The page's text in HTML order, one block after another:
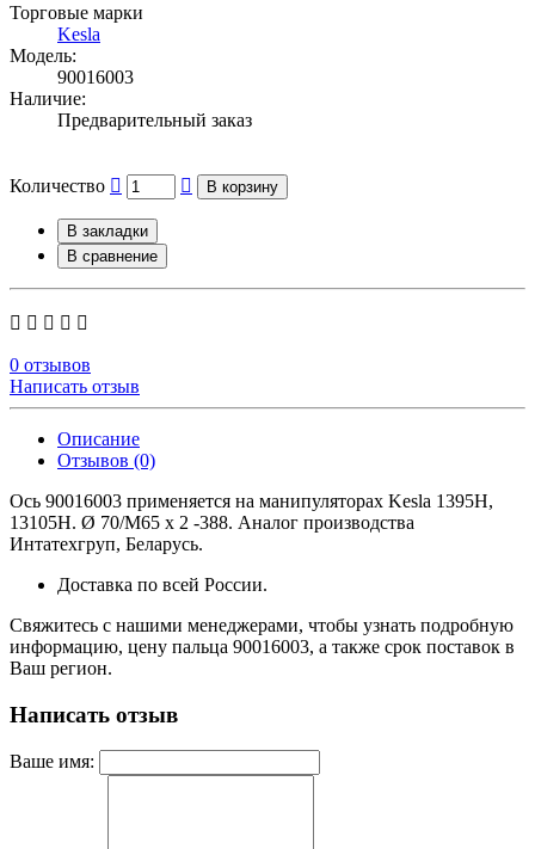
Торговые марки
Kesla
Модель:
90016003
Наличие:
Предварительный заказ
Количество В корзину
В закладки
В сравнение
0 отзывов
Написать отзыв
Описание
Отзывов (0)
Ось 90016003 применяется на манипуляторах Kesla 1395H,
13105H. Ø 70/M65 x 2 -388. Аналог производства
Интатехгруп, Беларусь.
Доставка по всей России.
Свяжитесь с нашими менеджерами, чтобы узнать подробную
информацию, цену пальца 90016003, а также срок поставок в
Ваш регион.
Написать отзыв
Ваше имя: